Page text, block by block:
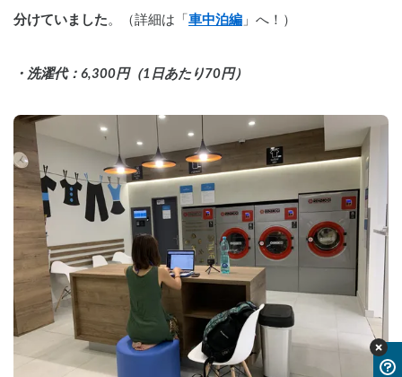
分けていました。（詳細は「 車中泊編 」へ！）
・洗濯代：6,300円（1日あたり70円）